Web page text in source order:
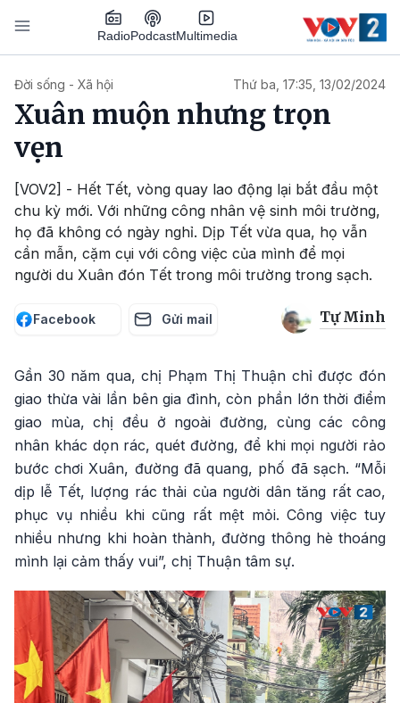
Nhảy đến nội dung
RadioPodcastMultimedia
Đời sống - Xã hội Thứ ba, 17:35, 13/02/2024
Xuân muộn nhưng trọn
vẹn
[VOV2] - Hết Tết, vòng quay lao động lại bắt đầu một
chu kỳ mới. Với những công nhân vệ sinh môi trường,
họ đã không có ngày nghỉ. Dịp Tết vừa qua, họ vẫn
cần mẫn, cặm cụi với công việc của mình để mọi
người du Xuân đón Tết trong môi trường trong sạch.
Facebook Gửi mail Tự Minh
Gần 30 năm qua, chị Phạm Thị Thuận chỉ được đón
giao thừa vài lần bên gia đình, còn phần lớn thời điểm
giao mùa, chị đều ở ngoài đường, cùng các công
nhân khác dọn rác, quét đường, để khi mọi người rảo
bước chơi Xuân, đường đã quang, phố đã sạch. “Mỗi
dịp lễ Tết, lượng rác thải của người dân tăng rất cao,
phục vụ nhiều khi cũng rất mệt mỏi. Công việc tuy
nhiều nhưng khi hoàn thành, đường thông hè thoáng
mình lại cảm thấy vui”, chị Thuận tâm sự.